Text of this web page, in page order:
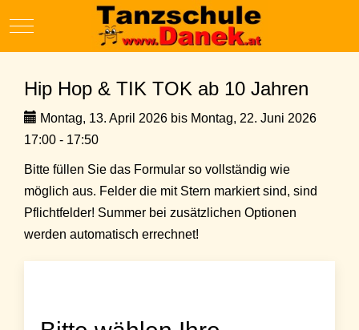
Mobile Menu Toggle
Hip Hop & TIK TOK ab 10 Jahren
Montag, 13. April 2026 bis Montag, 22. Juni 2026
17:00 - 17:50
Bitte füllen Sie das Formular so vollständig wie
möglich aus. Felder die mit Stern markiert sind, sind
Pflichtfelder! Summer bei zusätzlichen Optionen
werden automatisch errechnet!